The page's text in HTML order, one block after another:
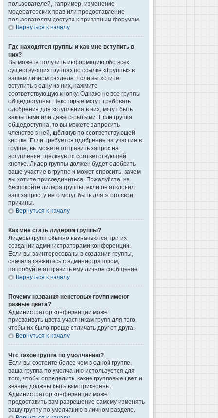
пользователей, например, изменение
модераторских прав или предоставление
пользователям доступа к приватным форумам.
Вернуться к началу
Где находятся группы и как мне вступить в
них?
Вы можете получить информацию обо всех
существующих группах по ссылке «Группы» в
вашем личном разделе. Если вы хотите
вступить в одну из них, нажмите
соответствующую кнопку. Однако не все группы
общедоступны. Некоторые могут требовать
одобрения для вступления в них, могут быть
закрытыми или даже скрытыми. Если группа
общедоступна, то вы можете запросить
членство в ней, щёлкнув по соответствующей
кнопке. Если требуется одобрение на участие в
группе, вы можете отправить запрос на
вступление, щёлкнув по соответствующей
кнопке. Лидер группы должен будет одобрить
ваше участие в группе и может спросить, зачем
вы хотите присоединиться. Пожалуйста, не
беспокойте лидера группы, если он отклонил
ваш запрос; у него могут быть для этого свои
причины.
Вернуться к началу
Как мне стать лидером группы?
Лидеры групп обычно назначаются при их
создании администраторами конференции.
Если вы заинтересованы в создании группы,
сначала свяжитесь с администратором;
попробуйте отправить ему личное сообщение.
Вернуться к началу
Почему названия некоторых групп имеют
разные цвета?
Администратор конференции может
присваивать цвета участникам групп для того,
чтобы их было проще отличать друг от друга.
Вернуться к началу
Что такое группа по умолчанию?
Если вы состоите более чем в одной группе,
ваша группа по умолчанию используется для
того, чтобы определить, какие групповые цвет и
звание должны быть вам присвоены.
Администратор конференции может
предоставить вам разрешение самому изменять
вашу группу по умолчанию в личном разделе.